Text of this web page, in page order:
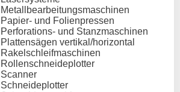
Metallbearbeitungsmaschinen
Papier- und Folienpressen
Perforations- und Stanzmaschinen
Plattensägen vertikal/horizontal
Rakelschleifmaschinen
Rollenschneideplotter
Scanner
Schneideplotter